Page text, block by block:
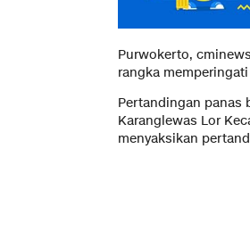
Purwokerto,
rangka
Pertandingan panas
Karanglewas Lor
menyaksikan